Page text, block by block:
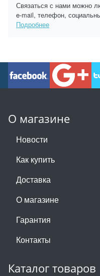
Связаться с нами можно
e-mail, телефон,
Подробнее
О магазине
Новости
Как купить
Доставка
О магазине
Гарантия
Контакты
Каталог товаров